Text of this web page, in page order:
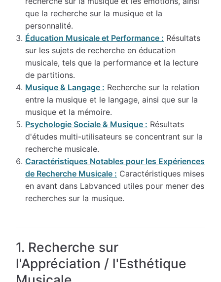
que la recherche sur la musique et la
personnalité.
Éducation Musicale et Performance : Résultats
sur les sujets de recherche en éducation
musicale, tels que la performance et la lecture
de partitions.
Musique & Langage : Recherche sur la relation
entre la musique et le langage, ainsi que sur la
musique et la mémoire.
Psychologie Sociale & Musique : Résultats
d'études multi-utilisateurs se concentrant sur la
recherche musicale.
Caractéristiques Notables pour les Expériences
de Recherche Musicale : Caractéristiques mises
en avant dans Labvanced utiles pour mener des
recherches sur la musique.
1. Recherche sur
l'Appréciation / l'Esthétique